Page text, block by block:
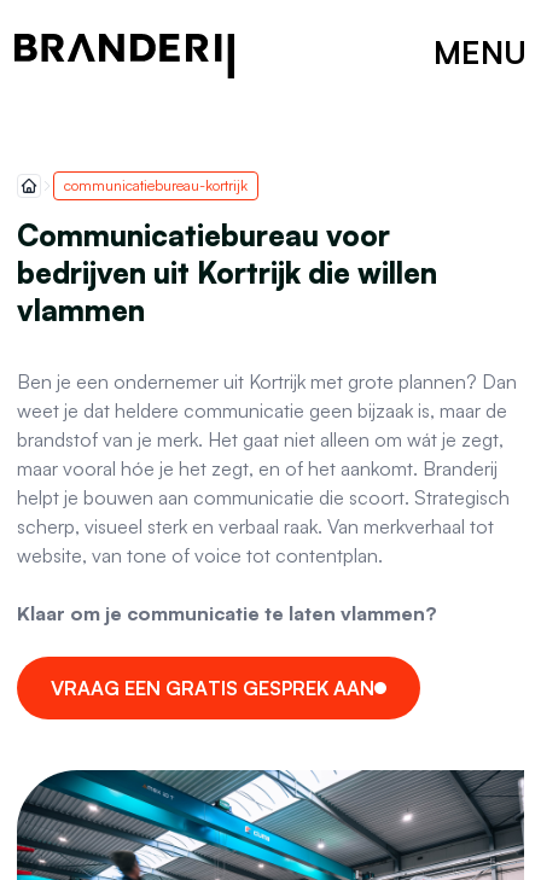
MENU
communicatiebureau-kortrijk
Communicatiebureau voor
bedrijven uit Kortrijk die willen
vlammen
Ben je een ondernemer uit Kortrijk met grote plannen? Dan
weet je dat heldere communicatie geen bijzaak is, maar de
brandstof van je merk. Het gaat niet alleen om wát je zegt,
maar vooral hóe je het zegt, en of het aankomt. Branderij
helpt je bouwen aan communicatie die scoort. Strategisch
scherp, visueel sterk en verbaal raak. Van merkverhaal tot
website, van tone of voice tot contentplan.
Klaar om je communicatie te laten vlammen?
VRAAG EEN GRATIS GESPREK AAN